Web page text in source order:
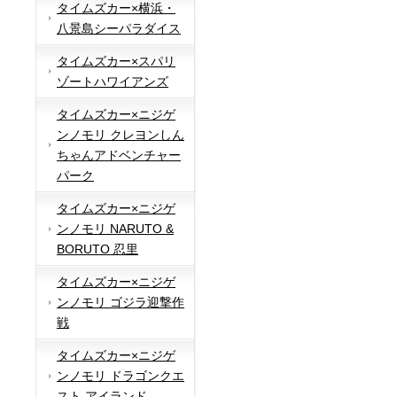
タイムズカー×横浜・
八景島シーパラダイス
タイムズカー×スパリ
ゾートハワイアンズ
タイムズカー×ニジゲ
ンノモリ クレヨンしん
ちゃんアドベンチャー
パーク
タイムズカー×ニジゲ
ンノモリ NARUTO &
BORUTO 忍里
タイムズカー×ニジゲ
ンノモリ ゴジラ迎撃作
戦
タイムズカー×ニジゲ
ンノモリ ドラゴンクエ